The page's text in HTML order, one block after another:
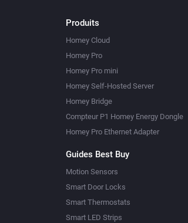
Produits
Homey Cloud
Homey Pro
Homey Pro mini
Homey Self-Hosted Server
Homey Bridge
Compteur P1 Homey Energy Dongle
Homey Pro Ethernet Adapter
Guides Best Buy
Motion Sensors
Smart Door Locks
Smart Thermostats
Smart LED Strips